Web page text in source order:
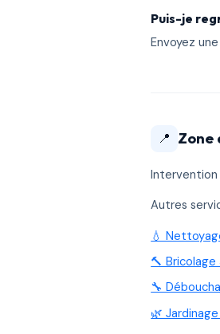
Puis-je
Envoyez
📍
Autres
💧
🔨
🔧
🌿